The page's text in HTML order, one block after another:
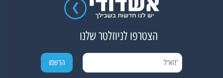
הצטרפו לניוזלטר שלנו